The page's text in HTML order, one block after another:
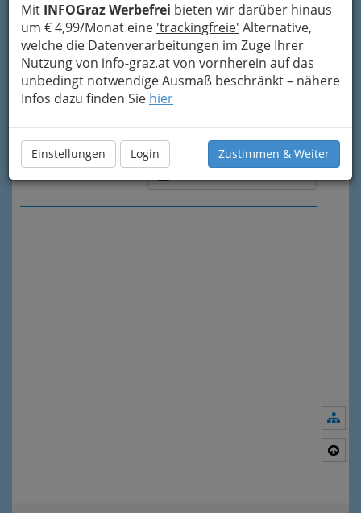
Mit INFOGraz Werbefrei bieten wir darüber hinaus
um € 4,99/Monat eine 'trackingfreie' Alternative,
welche die Datenverarbeitungen im Zuge Ihrer
Nutzung von info-graz.at von vornherein auf das
unbedingt notwendige Ausmaß beschränkt – nähere
Infos dazu finden Sie hier
Einstellungen Login Zustimmen & Weiter